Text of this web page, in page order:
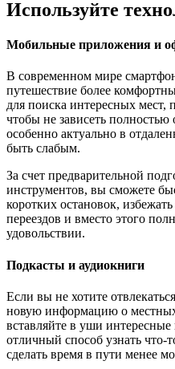
Используйте
Мобильные приложения и
В современном мире
путешествие более
для поиска интересных мест,
чтобы не зависеть
особенно актуально в
быть слабым.
За счет предварительной
инструментов, вы сможете
коротких остановок,
переездов и вместо этого
удовольствии.
Подкасты и аудиокниги
Если вы не хотите
новую информацию о местных
вставляйте в уши
отличный способ узнать что-
сделать время в пути менее